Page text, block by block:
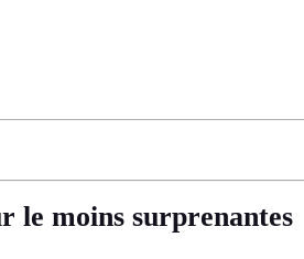
le moins surprenantes